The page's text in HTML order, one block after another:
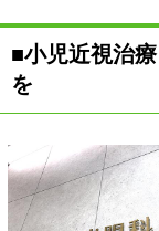
ます。不安を抱えて受
状態を分かりやすく丁
ことが私たちの使命だ
少しでも目の調子に不
指しています。
※上記記事は2025年3月
過による変化があるこ